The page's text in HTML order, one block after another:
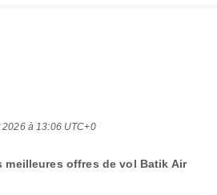
2026 à 13:06 UTC+0
meilleures offres de vol Batik Air